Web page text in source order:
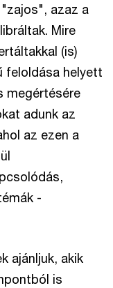
azaz a
Mire
(is)
feloldása helyett
megértésére
adunk az
az ezen a
-
ajánljuk, akik
is